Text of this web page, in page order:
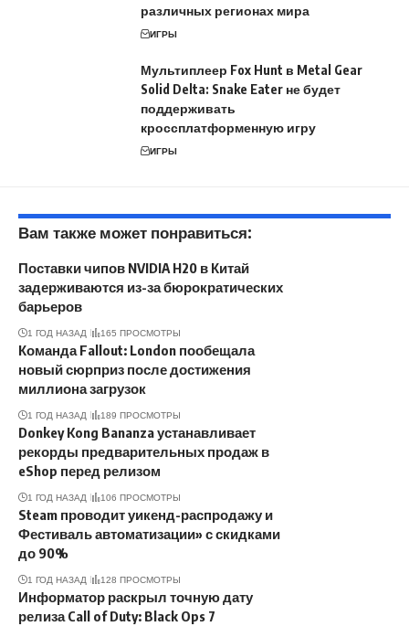
различных регионах мира
ИГРЫ
Мультиплеер Fox Hunt в Metal Gear
Solid Delta: Snake Eater не будет
поддерживать
кроссплатформенную игру
ИГРЫ
Вам также может понравиться:
Поставки чипов NVIDIA H20 в Китай
задерживаются из-за бюрократических
барьеров
1 ГОД НАЗАД 165 ПРОСМОТРЫ
Команда Fallout: London пообещала
новый сюрприз после достижения
миллиона загрузок
1 ГОД НАЗАД 189 ПРОСМОТРЫ
Donkey Kong Bananza устанавливает
рекорды предварительных продаж в
eShop перед релизом
1 ГОД НАЗАД 106 ПРОСМОТРЫ
Steam проводит уикенд-распродажу и
Фестиваль автоматизации» с скидками
до 90%
1 ГОД НАЗАД 128 ПРОСМОТРЫ
Информатор раскрыл точную дату
релиза Call of Duty: Black Ops 7